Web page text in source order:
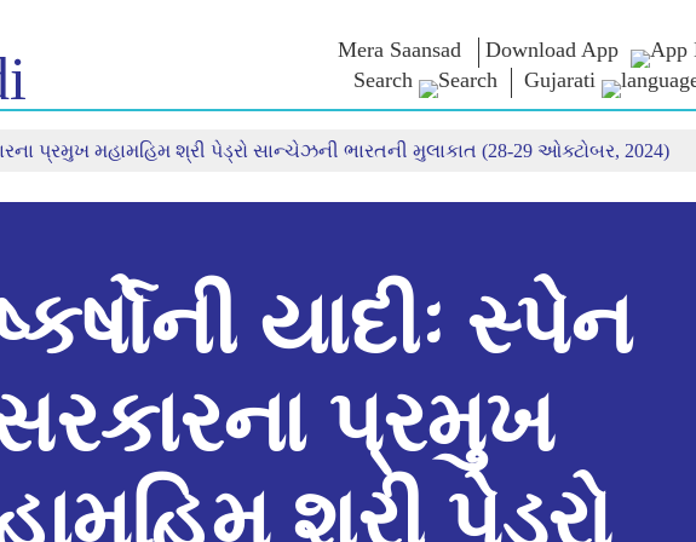
Mera Saansad Download App
Search
Gujarati
સુશાસન શ્રેણીઓ
Kashi Vikas Yatra
નમોના વિચાર
સાક્ષાત્કાર
બ્લોગ
નમો
પ્રમુખ મહામહિમ શ્રી પેડ્રો સાન્ચેઝની ભારતની મુલાકાત (28-29 ઓક્ટોબર, 2024)
યાદીઃ સ્પેન
પ્રમુખ
શ્રી પેડ્રો